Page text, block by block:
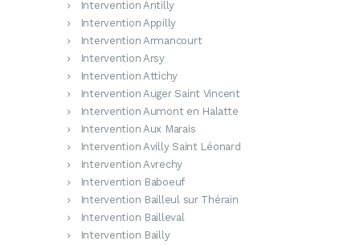
Intervention Antilly
Intervention Appilly
Intervention Armancourt
Intervention Arsy
Intervention Attichy
Intervention Auger Saint Vincent
Intervention Aumont en Halatte
Intervention Aux Marais
Intervention Avilly Saint Léonard
Intervention Avrechy
Intervention Baboeuf
Intervention Bailleul sur Thérain
Intervention Bailleval
Intervention Bailly